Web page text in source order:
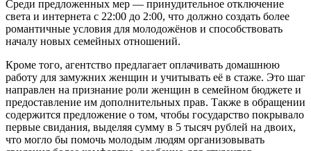
Среди предложенных мер — принудительное отключение
света и интернета с 22:00 до 2:00, что должно создать более
романтичные условия для молодожёнов и способствовать
началу новых семейных отношений.
Кроме того, агентство предлагает оплачивать домашнюю
работу для замужних женщин и учитывать её в стаже. Это шаг
направлен на признание роли женщин в семейном бюджете и
предоставление им дополнительных прав. Также в обращении
содержится предложение о том, чтобы государство покрывало
первые свидания, выделяя сумму в 5 тысяч рублей на двоих,
что могло бы помочь молодым людям организовывать